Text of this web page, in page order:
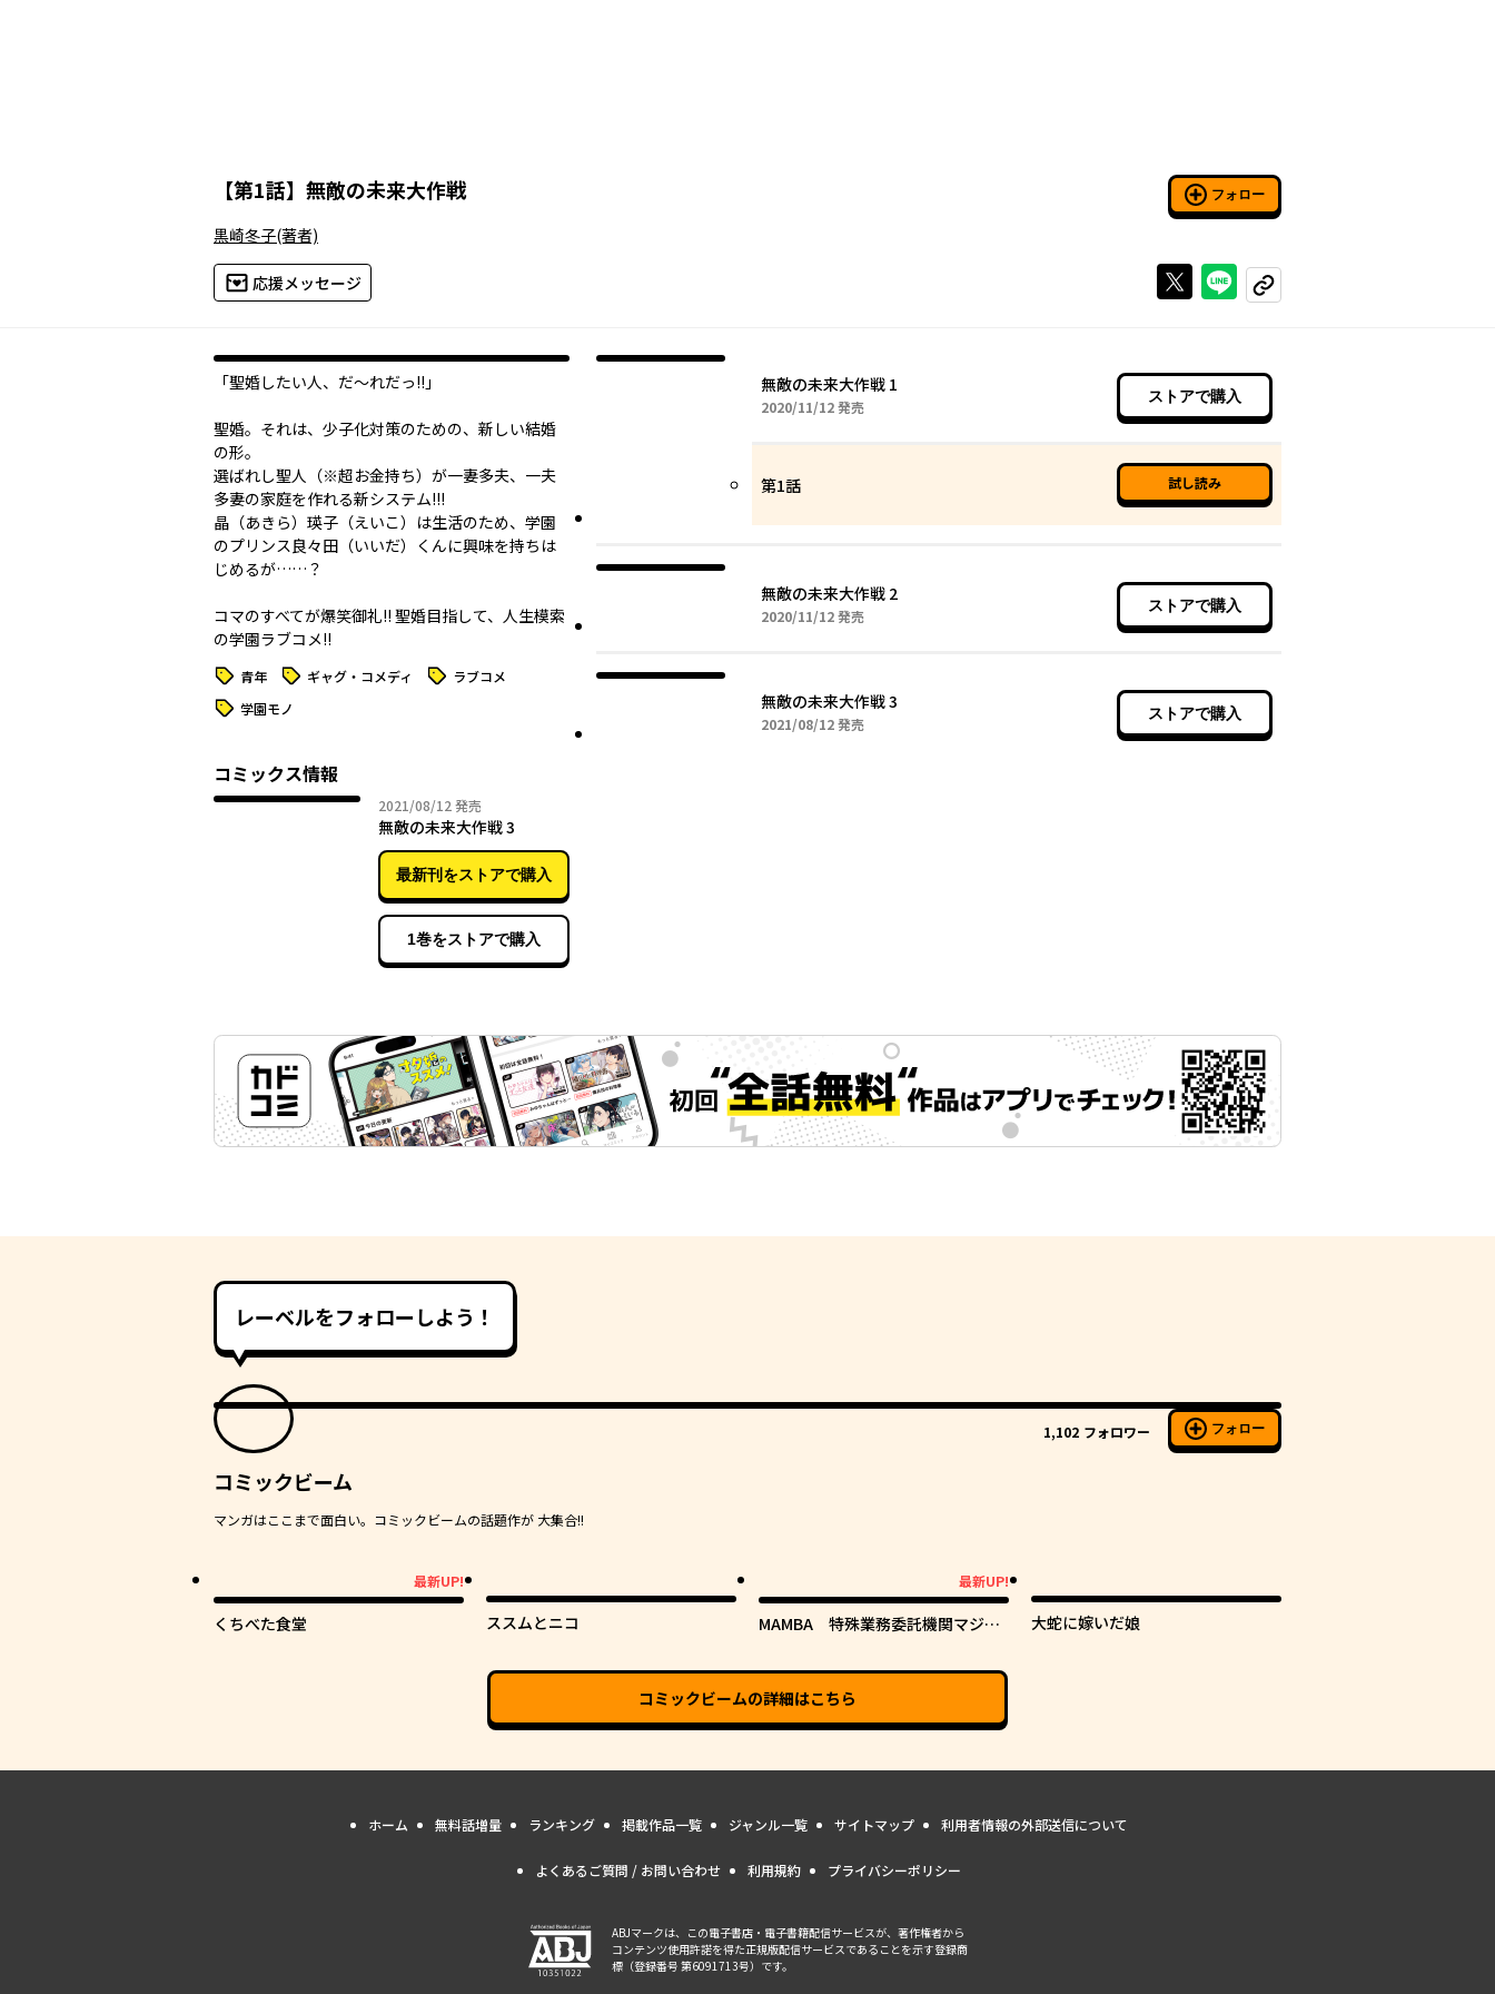
【第1話】 無敵の未来大作戦 フォロー
黒崎冬子(著者)
応援メッセージ Xで投稿するラインでシェアする
コピーする
「聖婚したい人、だ～れだっ!!」
聖婚――。それは、少子化対策のための、新しい結婚
の形。
選ばれし聖人（※超お金持ち）が一妻多夫、一夫
多妻の家庭を作れる新システム!!!
晶（あきら）瑛子（えいこ）は生活のため、学園
のプリンス良々田（いいだ）くんに興味を持ちは
じめるが……？
コマのすべてが爆笑御礼!! 聖婚目指して、人生模索
の学園ラブコメ!!
タグ 青年 タグ ギャグ・コメディ タグ ラブコメ
タグ 学園モノ
コミックス情報
2021/08/12 2021年08月12日
発売
無敵の未来大作戦 3
最新刊をストアで購入
1巻をストアで購入
無敵の未来大作戦 1
2020/11/122020年11月12日
発売
ストアで購入
第1話 試し読み
無敵の未来大作戦 2
2020/11/122020年11月12日
発売
ストアで購入
無敵の未来大作戦 3
2021/08/122021年08月12日
発売
ストアで購入
レーベルをフォローしよう！
1,102 フォロワー フォロー
コミックビーム
マンガはここまで面白い。コミックビームの話題作が 大集合!!
最新UP!
くちべた食堂 ススムとニコ
最新UP!
MAMBA 特殊業務委託機関マジカ
大蛇に嫁いだ娘
コミックビームの詳細はこちら
ホーム 無料話増量 ランキング 掲載作品一覧 ジャンル一覧 サイトマップ 利用者情報の外部送信について
よくあるご質問 / お問い合わせ 利用規約 プライバシーポリシー
ABJマークは、この電子書店・電子書籍配信サービスが、著作権者から
コンテンツ使用許諾を得た正規版配信サービスであることを示す登録商
標（登録番号 第6091713号）です。